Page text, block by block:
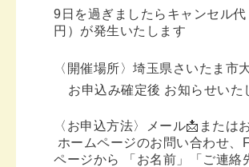
9日を過ぎましたらキャンセル
円）が発生いたします
〈開催場所〉埼玉県さいたま市
お申込み確定後 お知らせい
〈お申込方法〉メール📩または
ホームページのお問い合わせ、
ページから 「お名前」「ご